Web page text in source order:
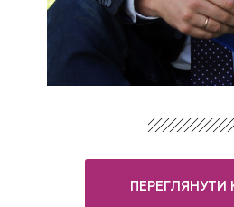
ПЕРЕГЛЯНУТИ